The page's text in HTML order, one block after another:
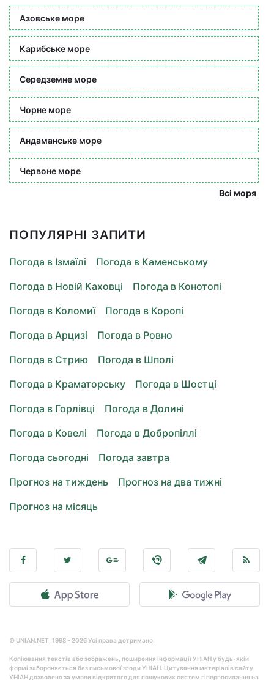
Азовське море
Карибське море
Середземне море
Чорне море
Андаманське море
Червоне море
Всі моря
ПОПУЛЯРНІ ЗАПИТИ
Погода в Ізмаїлі
Погода в Каменському
Погода в Новій Каховці
Погода в Конотопі
Погода в Коломиї
Погода в Коропі
Погода в Арцизі
Погода в Ровно
Погода в Стрию
Погода в Шполі
Погода в Краматорську
Погода в Шостці
Погода в Горлівці
Погода в Долині
Погода в Ковелі
Погода в Добропіллі
Погода сьогодні
Погода завтра
Прогноз на тиждень
Прогноз на два тижні
Прогноз на місяць
© UNIAN.NET, 1998 - 2026 Усі права дотримано.
Копіювання текстів або зображень, поширення інформації УНІАН у будь-якій
формі забороняється без письмової згоди УНІАН. Цитування матеріалів сайту
УНІАН дозволено за умови відкритого для пошукових систем гіперпосилання на